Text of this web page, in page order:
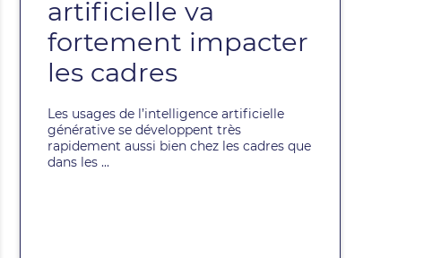
artificielle va
fortement impacter
les cadres
Les usages de l’intelligence artificielle
générative se développent très
rapidement aussi bien chez les cadres que
dans les ...